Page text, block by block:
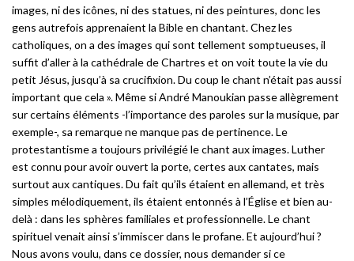
images, ni des icônes, ni des statues, ni des peintures, donc les
gens autrefois apprenaient la Bible en chantant. Chez les
catholiques, on a des images qui sont tellement somptueuses, il
suffit d’aller à la cathédrale de Chartres et on voit toute la vie du
petit Jésus, jusqu’à sa crucifixion. Du coup le chant n’était pas aussi
important que cela ». Même si André Manoukian passe allègrement
sur certains éléments -l’importance des paroles sur la musique, par
exemple-, sa remarque ne manque pas de pertinence. Le
protestantisme a toujours privilégié le chant aux images. Luther
est connu pour avoir ouvert la porte, certes aux cantates, mais
surtout aux cantiques. Du fait qu’ils étaient en allemand, et très
simples mélodiquement, ils étaient entonnés à l’Église et bien au-
delà : dans les sphères familiales et professionnelle. Le chant
spirituel venait ainsi s’immiscer dans le profane. Et aujourd’hui ?
Nous avons voulu, dans ce dossier, nous demander si ce